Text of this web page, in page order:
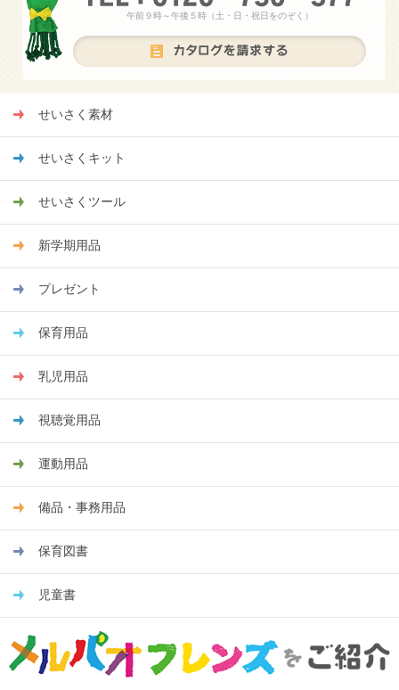
午前９時～午後５時（土・日・祝日をのぞく）
せいさく素材
せいさくキット
せいさくツール
新学期用品
プレゼント
保育用品
乳児用品
視聴覚用品
運動用品
備品・事務用品
保育図書
児童書